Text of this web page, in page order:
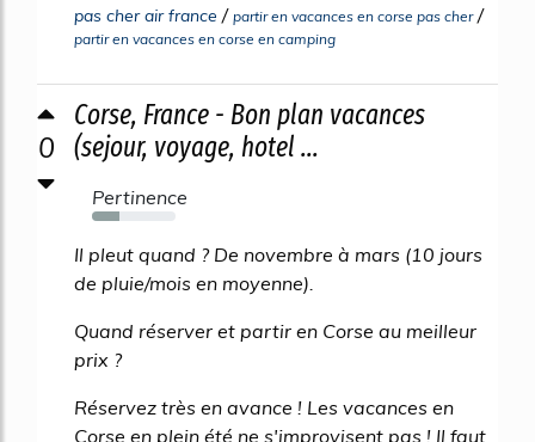
pas cher air france / partir en vacances en corse pas cher/
partir en vacances en corse en camping
0
Corse, France - Bon plan vacances
(sejour, voyage, hotel ...
Pertinence
33%
Il pleut quand ? De novembre à mars (10 jours
de pluie/mois en moyenne).
Quand réserver et partir en Corse au meilleur
prix ?
Réservez très en avance ! Les vacances en
Corse en plein été ne s'improvisent pas ! Il faut